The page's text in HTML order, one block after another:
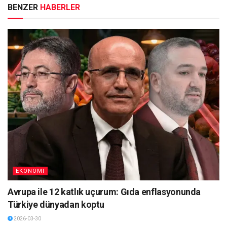
BENZER HABERLER
EKONOMI
Avrupa ile 12 katlık uçurum: Gıda enflasyonunda
Türkiye dünyadan koptu
2026-03-30